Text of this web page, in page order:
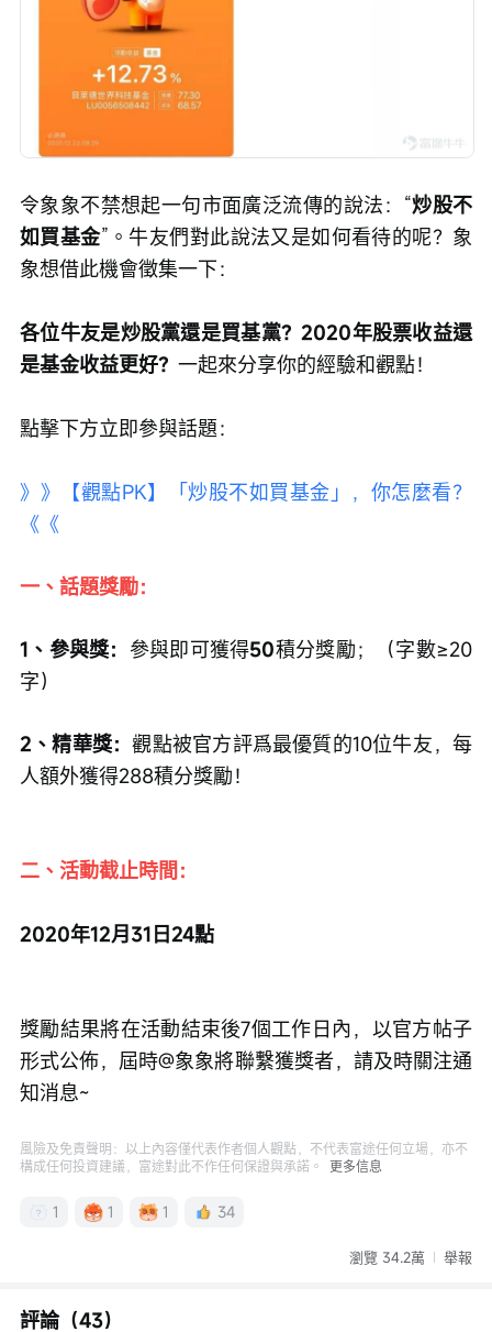
令象象不禁想起一句市面廣泛流傳的說法：“炒股不
如買基金”。牛友們對此說法又是如何看待的呢？象
象想借此機會徵集一下：
各位牛友是炒股黨還是買基黨？2020年股票收益還
是基金收益更好？ 一起來分享你的經驗和觀點！
點擊下方立即參與話題：
》》【觀點PK】「炒股不如買基金」，你怎麼看？
《《
一、話題獎勵：
1、參與獎： 參與即可獲得50積分獎勵；（字數≥20
字）
2、精華獎：觀點被官方評爲最優質的10位牛友，每
人額外獲得288積分獎勵！
二、活動截止時間：
2020年12月31日24點
獎勵結果將在活動結束後7個工作日內，以官方帖子
形式公佈，屆時@象象將聯繫獲獎者，請及時關注通
知消息~
風險及免責聲明：以上內容僅代表作者個人觀點，不代表富途任何立場，亦不
構成任何投資建議，富途對此不作任何保證與承諾。
更多信息
1 1 1 34
瀏覽 34.2萬 舉報
評論（43）